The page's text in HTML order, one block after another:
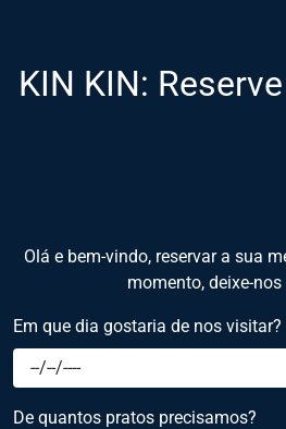
KIN KIN:
Olá e bem-vindo, reservar a sua
momento, deixe-
Em que dia gostaria de nos visitar?
De quantos pratos precisamos?